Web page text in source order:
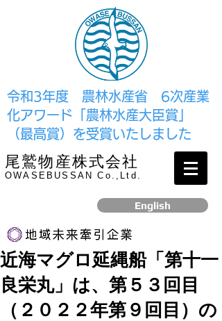
​令和3年度 農林水産省 6次産業
化アワード「農林水産大臣賞」
（最高賞）を受賞いたしました
尾鷲物産株式会社
OWASEBUSSAN Co.,Ltd.
English
リンク
​2017年12月、経済産業省より認定されました
近海マグロ延縄船「第十一
良栄丸」は、第５３回目
（２０２２年第９回目）の